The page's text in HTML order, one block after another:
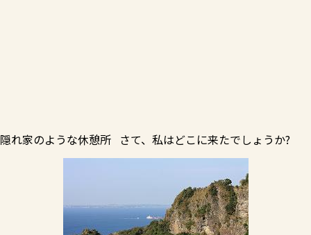
隠れ家のような休憩所 さて、私はどこに来たでしょうか?